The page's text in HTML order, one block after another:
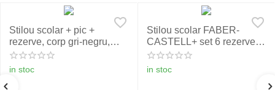
Stilou scolar + pic +
rezerve, corp gri-negru,
NXT Eberhard Faber
in stoc
Stilou scolar FABER-
CASTELL+ set 6 rezerve,
rosu
in stoc